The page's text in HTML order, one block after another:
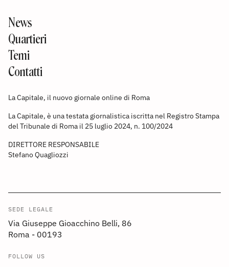
News
Quartieri
Temi
Contatti
La Capitale, il nuovo giornale online di Roma
La Capitale, è una testata giornalistica iscritta nel Registro Stampa
del Tribunale di Roma il 25 luglio 2024, n. 100/2024
DIRETTORE RESPONSABILE
Stefano Quagliozzi
SEDE LEGALE
Via Giuseppe Gioacchino Belli, 86
Roma - 00193
FOLLOW US